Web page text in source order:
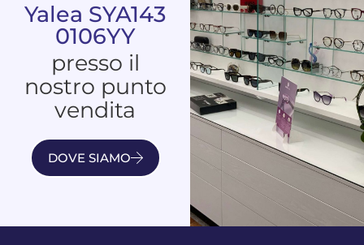
Yalea SYA143
0106YY
presso il
nostro punto
vendita
DOVE SIAMO